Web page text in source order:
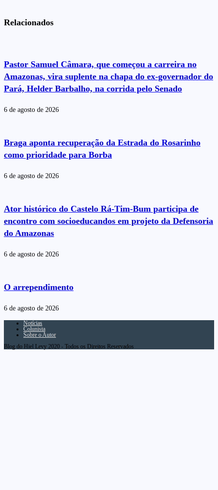
Relacionados
Pastor Samuel Câmara, que começou a carreira no
Amazonas, vira suplente na chapa do ex-governador do
Pará, Helder Barbalho, na corrida pelo Senado
6 de agosto de 2026
Braga aponta recuperação da Estrada do Rosarinho
como prioridade para Borba
6 de agosto de 2026
Ator histórico do Castelo Rá-Tim-Bum participa de
encontro com socioeducandos em projeto da Defensoria
do Amazonas
6 de agosto de 2026
O arrependimento
6 de agosto de 2026
Notícias
Colunista
Sobre o Autor
Blog do Hiel Levy 2020 - Todos os Direitos Reservados